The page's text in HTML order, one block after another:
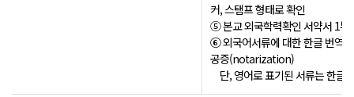
커, 스탬프 형태로 확인
⑤ 본교 외국학력확인 서약서 1부
⑥ 외국어서류에 대한 한글 번역
공증(notarization)
단, 영어로 표기된 서류는 한글